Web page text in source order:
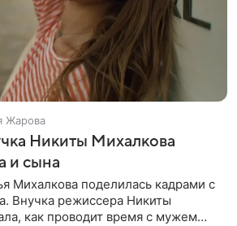
Жарова
Никиты Михалкова
и сына
Михалкова поделилась кадрами с
Внучка режиссера Никиты
как проводит время с мужем